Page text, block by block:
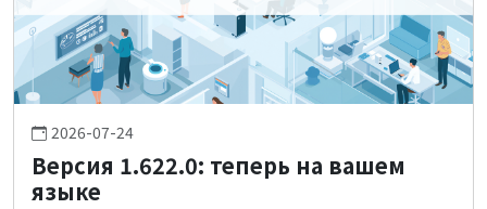
2026-07-24
Версия 1.622.0: теперь на вашем
языке